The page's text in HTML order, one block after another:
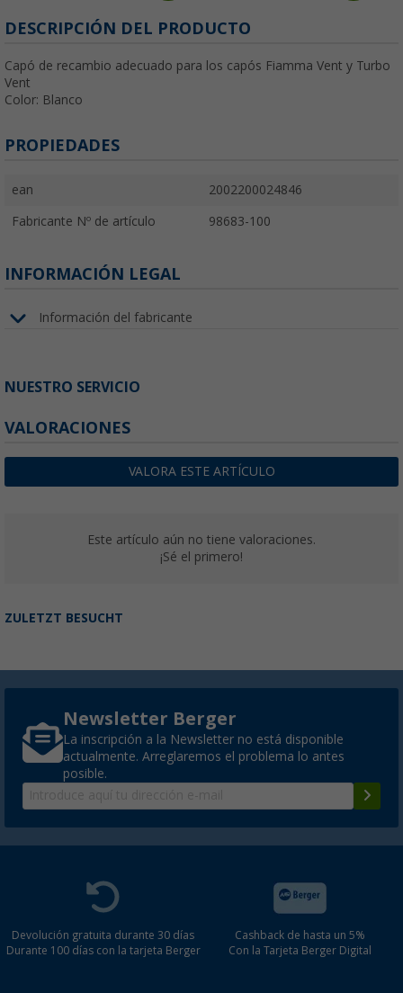
DESCRIPCIÓN DEL PRODUCTO
Capó de recambio adecuado para los capós Fiamma Vent y Turbo
Vent
Color: Blanco
PROPIEDADES
ean 2002200024846
Fabricante Nº de artículo 98683-100
INFORMACIÓN LEGAL
Información del fabricante
NUESTRO SERVICIO
VALORACIONES
VALORA ESTE ARTÍCULO
Este artículo aún no tiene valoraciones.
¡Sé el primero!
ZULETZT BESUCHT
Newsletter Berger
La inscripción a la Newsletter no está disponible
actualmente. Arreglaremos el problema lo antes
posible.
Devolución gratuita durante 30 días
Durante 100 días con la tarjeta Berger
Cashback de hasta un 5%
Con la Tarjeta Berger Digital